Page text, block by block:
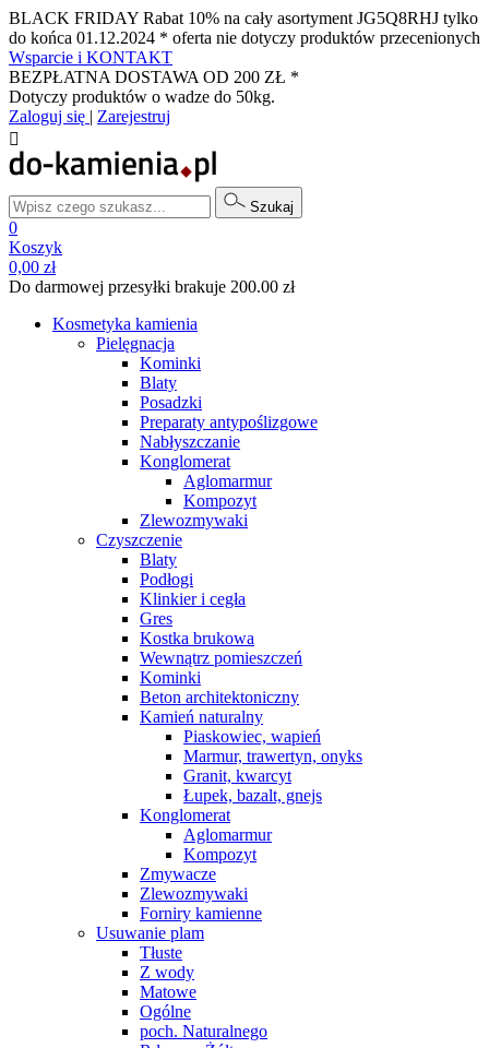
BLACK FRIDAY Rabat 10% na cały asortyment JG5Q8RHJ tylko
do końca 01.12.2024 * oferta nie dotyczy produktów przecenionych
Wsparcie i KONTAKT
BEZPŁATNA DOSTAWA OD 200 ZŁ *
Dotyczy produktów o wadze do 50kg.
Zaloguj się | Zarejestruj

Szukaj
0
Koszyk
0,00 zł
Do darmowej przesyłki brakuje 200.00 zł
Kosmetyka kamienia
Pielęgnacja
Kominki
Blaty
Posadzki
Preparaty antypoślizgowe
Nabłyszczanie
Konglomerat
Aglomarmur
Kompozyt
Zlewozmywaki
Czyszczenie
Blaty
Podłogi
Klinkier i cegła
Gres
Kostka brukowa
Wewnątrz pomieszczeń
Kominki
Beton architektoniczny
Kamień naturalny
Piaskowiec, wapień
Marmur, trawertyn, onyks
Granit, kwarcyt
Łupek, bazalt, gnejs
Konglomerat
Aglomarmur
Kompozyt
Zmywacze
Zlewozmywaki
Forniry kamienne
Usuwanie plam
Tłuste
Z wody
Matowe
Ogólne
poch. Naturalnego